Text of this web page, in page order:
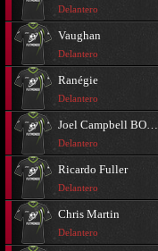
Delantero
Vaughan
Delantero
Ranégie
Delantero
Joel Campbell BORRAR
Delantero
Ricardo Fuller
Delantero
Chris Martin
Delantero